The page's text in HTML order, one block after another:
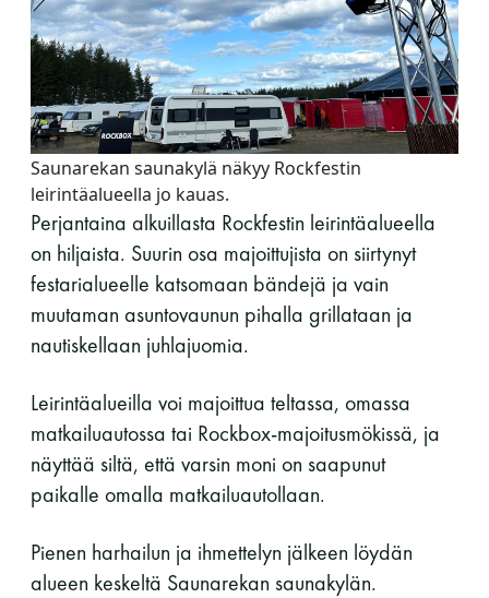
Y-tunnus: 0116872-9
Tietosuojaseloste
YHTEYSTIEDOT
Saunaseuran tarkoitus
Suomen Saunaseura vaalii perinteisiä, kohteliaita
saunomistapoja, joiden perustana on toisten
saunarauhan kunnioittaminen. Seura vaalii
saunakulttuuria ja pyrkii kehittämään suomalaista
saunaa ja edistämään sitä koskevaa tutkimusta.
Saunarekan saunakylä näkyy Rockfestin
leirintäalueella jo kauas.
Perjantaina alkuillasta Rockfestin leirintäalueella
on hiljaista. Suurin osa majoittujista on siirtynyt
festarialueelle katsomaan bändejä ja vain
muutaman asuntovaunun pihalla grillataan ja
nautiskellaan juhlajuomia.
Leirintäalueilla voi majoittua teltassa, omassa
matkailuautossa tai Rockbox-majoitusmökissä, ja
näyttää siltä, että varsin moni on saapunut
paikalle omalla matkailuautollaan.
Pienen harhailun ja ihmettelyn jälkeen löydän
alueen keskeltä Saunarekan saunakylän.